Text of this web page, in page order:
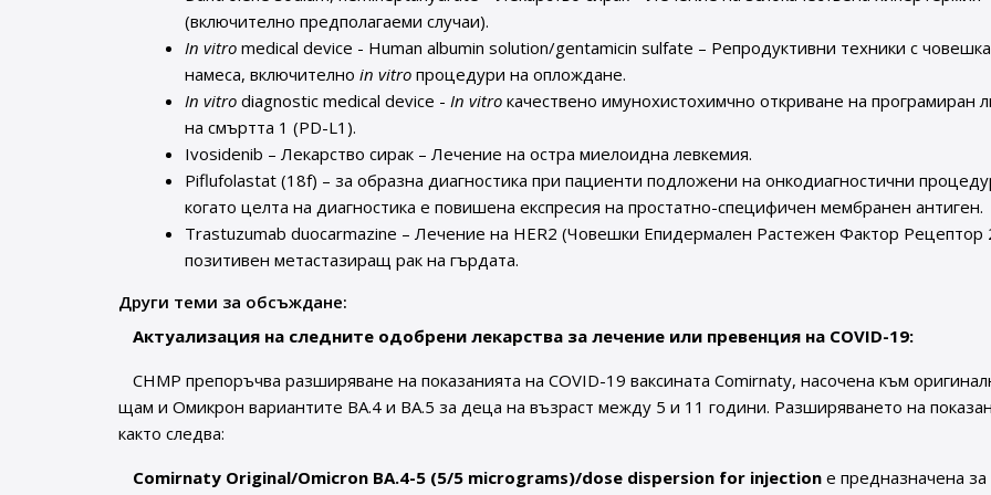
(включително предполагаеми случаи).
In vitro medical device - Human albumin solution/gentamicin sulfate – Репродуктивни техники с човешка
намеса, включителноin vitro процедури на оплождане.
In vitro diagnostic medical device -In vitro качествено имунохистохимчно откриване на програмиран
на смъртта 1 (PD-L1).
Ivosidenib – Лекарство сирак – Лечение на остра миелоидна левкемия.
Piflufolastat (18f) – за образна диагностика при пациенти подложени на онкодиагностични
когато целта на диагностика е повишена експресия на простатно-специфичен мембранен антиген.
Trastuzumab duocarmazine – Лечение на HER2 (Човешки Епидермален Растежен Фактор Рецептор
позитивен метастазиращ рак на гърдата.
Други теми за обсъждане:
Актуализация на следните одобрени лекарства за лечение или превенция на COVID-19:
CHMP препоръчва разширяване на показанията на COVID-19 ваксината Comirnaty, насочена към
щам и Омикрон вариантите BA.4 и BA.5 за деца на възраст между 5 и 11 години. Разширяването на
както следва:
Comirnaty Original/Omicron BA.4-5 (5/5 micrograms)/dose dispersion for injection е предназначена за